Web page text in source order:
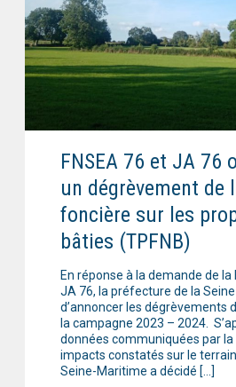
FNSEA 76 et JA 76
un dégrèvement de
foncière sur les
bâties (TPFNB)
En réponse à la demande de la
JA 76, la préfecture de la
d’annoncer les dégrèvements
la campagne 2023 – 2024.
données communiquées par la
impacts constatés sur le
Seine-Maritime a décidé […]